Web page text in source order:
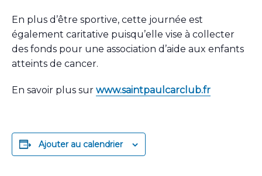
En plus d’être sportive, cette journée est
également caritative puisqu’elle vise à collecter
des fonds pour une association d’aide aux enfants
atteints de cancer.
En savoir plus sur www.saintpaulcarclub.fr
Ajouter au calendrier